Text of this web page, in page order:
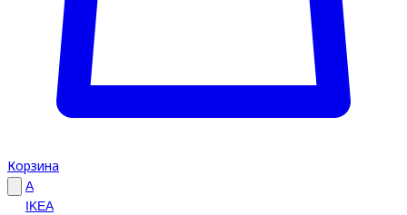
Корзина
A
IKEA